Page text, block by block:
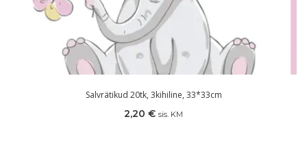
Salvrätikud 20tk, 3kihiline, 33*33cm
2,20 € sis. KM